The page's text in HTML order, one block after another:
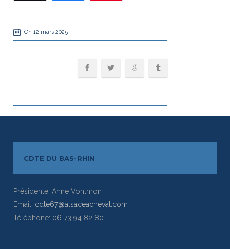
On 12 mars 2025
CDTE DU BAS-RHIN
Présidente: Anne Vonthron
Email: cdte67@alsaceacheval.com
Téléphone: 06 73 94 82 80